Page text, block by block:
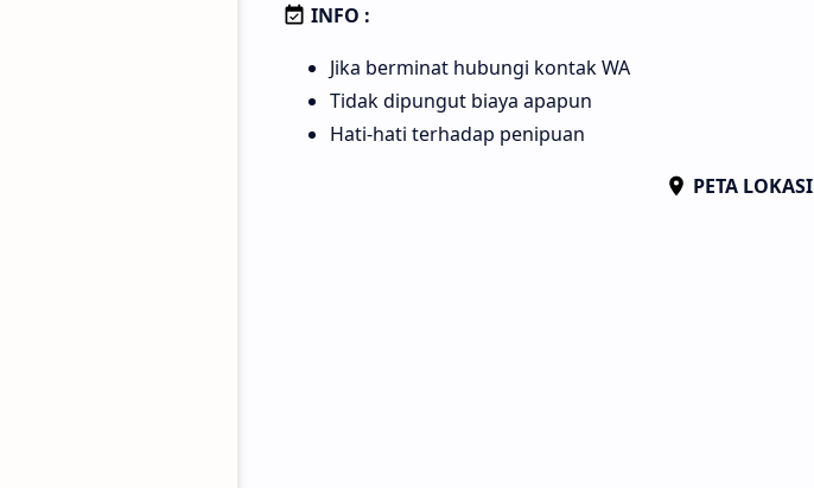
INFO :
Jika berminat hubungi kontak WA
Tidak dipungut biaya apapun
Hati-hati terhadap penipuan
PETA LOKASI